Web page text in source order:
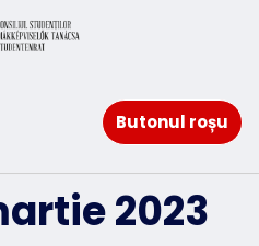
Butonul roșu
2023